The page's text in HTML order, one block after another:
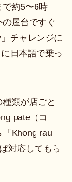
で約5〜6時
屋台ですぐ
チャレンジに
日本語で乗っ
類が店ごと
pate（コ
「Khong rau
対応してもら